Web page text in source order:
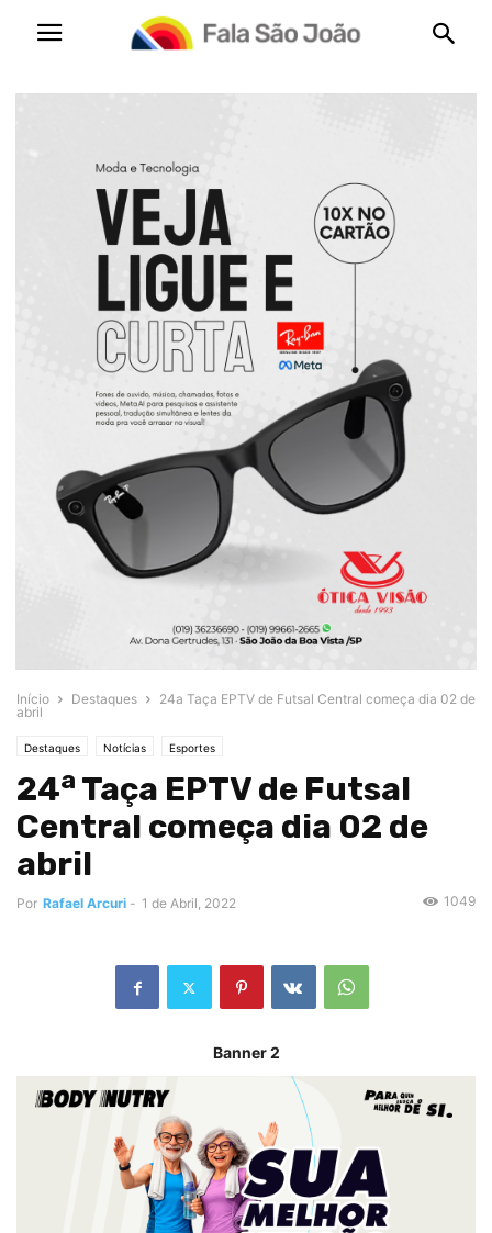
Início Destaques
24a Taça EPTV de Futsal Central começa dia 02 de
abril
Destaques Notícias Esportes
24a Taça EPTV de Futsal
Central começa dia 02 de
abril
Por Rafael Arcuri - 1 de Abril, 2022 1049
Banner 2